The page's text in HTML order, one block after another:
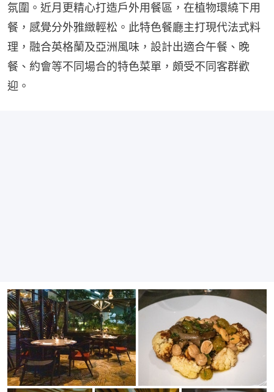
氛圍。近月更精心打造戶外用餐區，在植物環繞下用
餐，感覺分外雅緻輕松。此特色餐廳主打現代法式料
理，融合英格蘭及亞洲風味，設計出適合午餐、晚
餐、約會等不同場合的特色菜單，頗受不同客群歡
迎。